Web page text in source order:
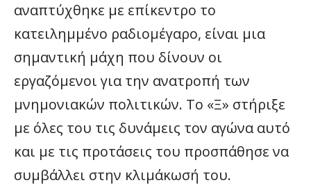
αναπτύχθηκε με επίκεντρο το
κατειλημμένο ραδιομέγαρο, είναι μια
σημαντική μάχη που δίνουν οι
εργαζόμενοι για την ανατροπή των
μνημονιακών πολιτικών. Το «Ξ» στήριξε
με όλες του τις δυνάμεις τον αγώνα αυτό
και με τις προτάσεις του προσπάθησε να
συμβάλλει στην κλιμάκωσή του.